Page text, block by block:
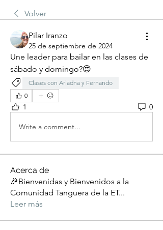
Volver
Pilar Iranzo
25 de septiembre de 2024
Une leader para bailar en las clases de
sábado y domingo?😍
Clases con Ariadna y Fernando
0
1 0
Write a comment...
Acerca de
🎉Bienvenidas y Bienvenidos a la
Comunidad Tanguera de la ET...
Leer más